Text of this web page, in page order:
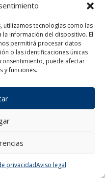
utilizamos tecnologías como las
información del dispositivo. El
permitirá procesar datos
o las identificaciones únicas
puede afectar
y funciones.
privacidadAviso legal
cookies de
este contenido
consulta?